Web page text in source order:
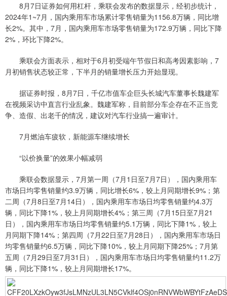
8月7日证券如何用杠杆，乘联会发布的数据显示，经初步统计，
2024年1~7月，国内乘用车市场累计零售销量为1156.8万辆，同比增
长2%。其中，7月，国内乘用车市场零售销量为172.9万辆，同比下降
2%，环比下降2%。
乘联会方面表示，相对于6月初受端午节假日和高考因素影响，7
月初销售状态较正常，下半月的销量增长压力开始显现。
据证券时报，8月7日，千亿市值车企巨头长城汽车董事长魏建军
在视频采访中直言行业乱象。魏建军称，目前部分车企存在不正当竞
争、造假、出老千的情况，建议对汽车行业搞一遍审计。
7月燃油车疲软，新能源车继续增长
“以价换量”的效果小幅减弱
乘联会数据显示，7月第一周（7月1日至7月7日），国内乘用车
市场日均零售销量约3.9万辆，同比增长6%，较上月同期增长9%；第
二周（7月8日至7月14日），国内乘用车市场日均零售销量约4.3万
辆，同比下降1%，较上月同期增长4%；第三周（7月15日至7月21
日），国内乘用车市场日均零售销量约5.1万辆，同比下降1%，较上
月同期下降14%；第四周（7月22日至7月28日），国内乘用车市场日
均零售销量约6.5万辆，同比下降10%，较上月同期下降25%；7月第
五周（7月29日至7月31日），国内乘用车市场日均零售销量约11.2万
辆，同比下降1%，较上月同期增长17%。